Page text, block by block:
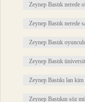
Zeynep Bastık nerede
Zeynep Bastık nerede
Zeynep Bastık
Zeynep Bastık
Zeynep Bastıkı lan kim
Zeynep Bastıkın söz